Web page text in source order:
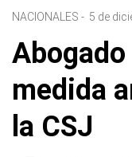
NACIONALES - 5 de
medida
la CSJ